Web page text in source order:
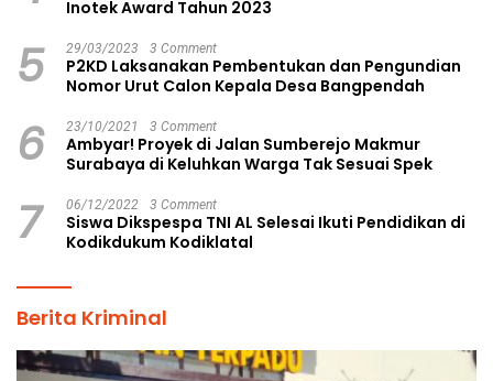
Inotek Award Tahun 2023
5 29/03/2023 3 Comment
P2KD Laksanakan Pembentukan dan Pengundian
Nomor Urut Calon Kepala Desa Bangpendah
6 23/10/2021 3 Comment
Ambyar! Proyek di Jalan Sumberejo Makmur
Surabaya di Keluhkan Warga Tak Sesuai Spek
7 06/12/2022 3 Comment
Siswa Dikspespa TNI AL Selesai Ikuti Pendidikan di
Kodikdukum Kodiklatal
Berita Kriminal